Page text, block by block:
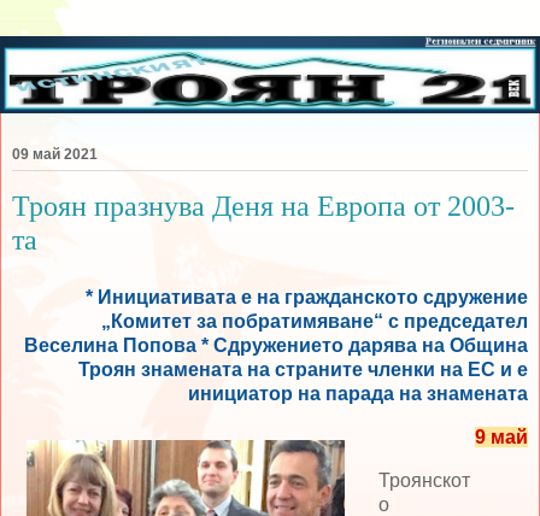
09 май 2021
Троян празнува Деня на Европа от 2003-
та
* Инициативата е на гражданското сдружение
„Комитет за побратимяване“ с председател
Веселина Попова * Сдружението дарява на Община
Троян знамената на страните членки на ЕС и е
инициатор на парада на знамената
9 май
Троянскот
о